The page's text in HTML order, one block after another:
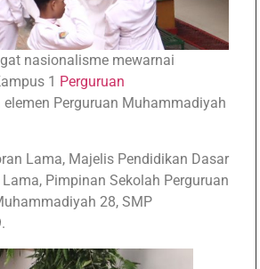
nasionalisme mewarnai
1 Perguruan
Perguruan Muhammadiyah
Lama, Majelis Pendidikan Dasar
Pimpinan Sekolah Perguruan
28, SMP